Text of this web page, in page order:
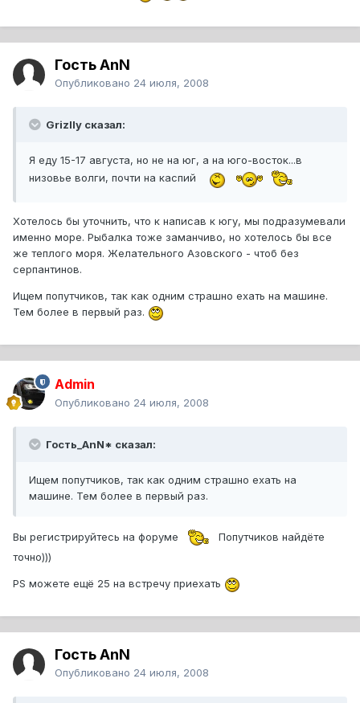
Гость AnN
Опубликовано 24 июля, 2008
Grizlly сказал:
Я еду 15-17 августа, но не на юг, а на юго-восток...в
низовье волги, почти на каспий
Хотелось бы уточнить, что к написав к югу, мы подразумевали
именно море. Рыбалка тоже заманчиво, но хотелось бы все
же теплого моря. Желательного Азовского - чтоб без
серпантинов.
Ищем попутчиков, так как одним страшно ехать на машине.
Тем более в первый раз.
Admin
Опубликовано 24 июля, 2008
Гость_AnN* сказал:
Ищем попутчиков, так как одним страшно ехать на
машине. Тем более в первый раз.
Вы регистрируйтесь на форуме
Попутчиков найдёте
точно)))
PS можете ещё 25 на встречу приехать
Гость AnN
Опубликовано 24 июля, 2008